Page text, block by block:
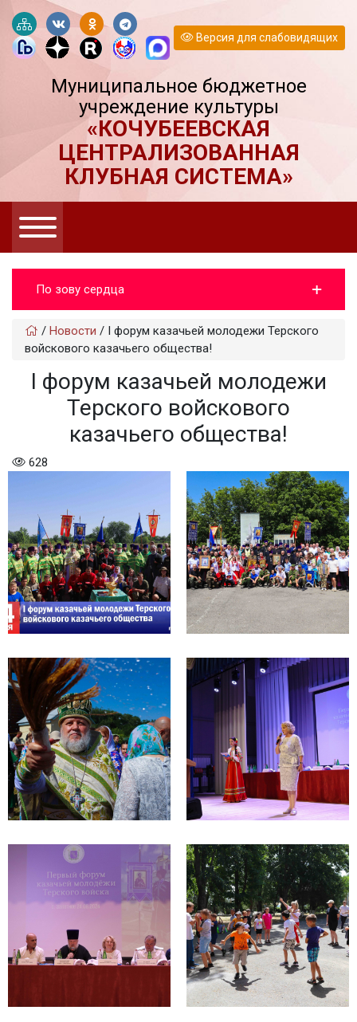
Версия для слабовидящих
Муниципальное бюджетное
учреждение культуры
«КОЧУБЕЕВСКАЯ
ЦЕНТРАЛИЗОВАННАЯ
КЛУБНАЯ СИСТЕМА»
По зову сердца
/ Новости / I форум казачьей молодежи Терского
войскового казачьего общества!
I форум казачьей молодежи
Терского войскового
казачьего общества!
628